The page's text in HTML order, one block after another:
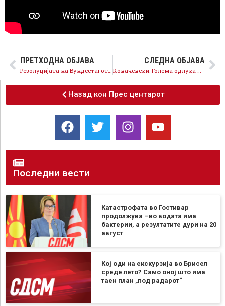
ПРЕТХОДНА ОБЈАВА СЛЕДНА ОБЈАВА
Назад кон Прес центарот
Последни вести
Катастрофата во Гостивар
продолжува –во водата има
бактерии, а резултатите дури на 20
август
Кој оди на екскурзија во Брисел
среде лето? Само оној што има
таен план „под радарот“